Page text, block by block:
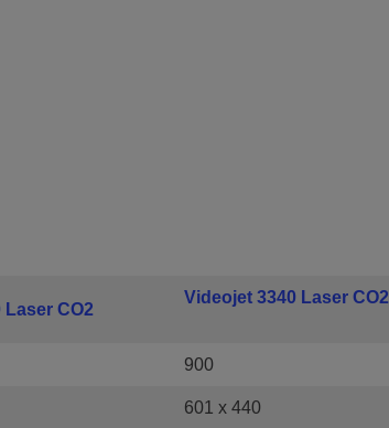
CO2
Videojet 3340 Laser CO2
900
601 x 440